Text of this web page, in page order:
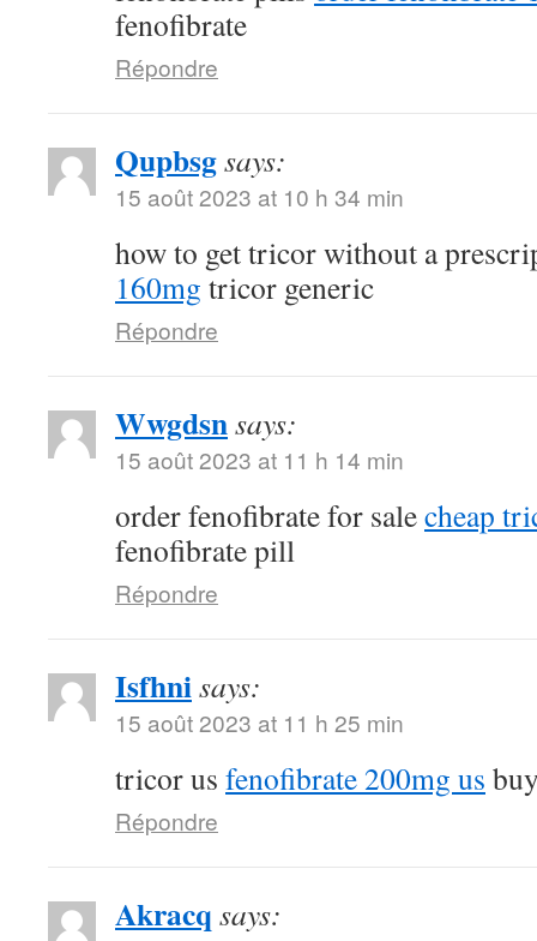
fenofibrate
Répondre
Qupbsgsays:
15 août 2023 at 10 h 34 min
how to get tricor without a
160mg tricor generic
Répondre
Wwgdsnsays:
15 août 2023 at 11 h 14 min
order fenofibrate for salecheap
fenofibrate pill
Répondre
Isfhnisays:
15 août 2023 at 11 h 25 min
tricor us fenofibrate 200mg us
Répondre
Akracq says: